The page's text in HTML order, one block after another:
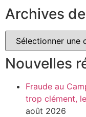
Archives
Nouvelles
Fraude au
trop clément,
août 2026